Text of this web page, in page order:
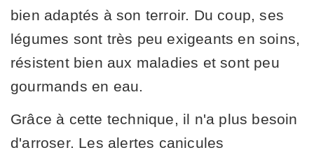
bien adaptés à son terroir. Du coup, ses
légumes sont très peu exigeants en soins,
résistent bien aux maladies et sont peu
gourmands en eau.
Grâce à cette technique, il n'a plus besoin
d'arroser. Les alertes canicules